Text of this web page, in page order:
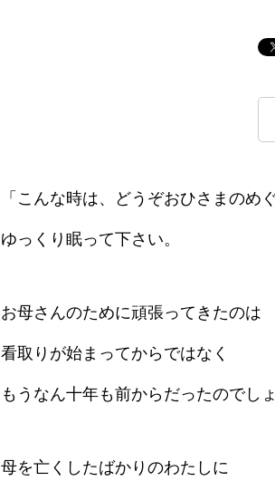
「こんな時は、どうぞおひさまのめ
ゆっくり眠って下さい。
お母さんのために頑張ってきたのは
看取りが始まってからではなく
もうなん十年も前からだったのでし
母を亡くしたばかりのわたしに